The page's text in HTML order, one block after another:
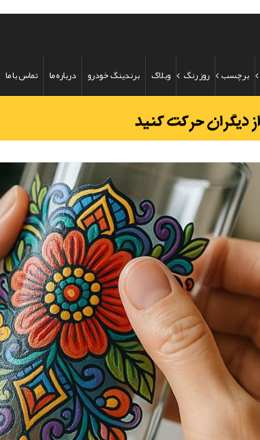
برچسب روز رنگ وبلاگ برندینگ خودرو درباره ما تماس با ما